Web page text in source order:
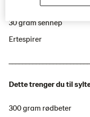
100 gram majones
30 gram sennep
Ertespirer
Dette trenger du til
300 gram rødbeter